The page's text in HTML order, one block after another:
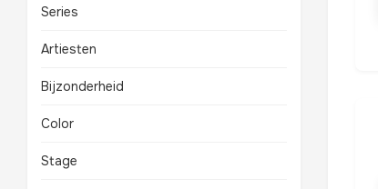
Series
Artiesten
Bijzonderheid
Color
Stage